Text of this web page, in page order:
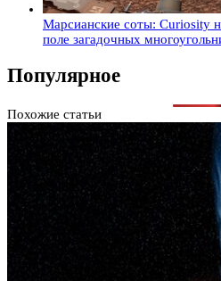
Марсианские соты: Curiosity
поле загадочных
Популярное
Похожие статьи